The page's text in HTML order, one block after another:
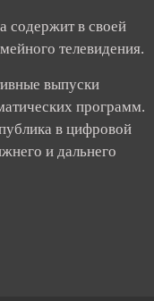
содержит в своей
телевидения.
выпуски
программ.
в цифровой
и дальнего